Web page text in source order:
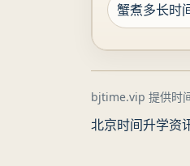
蟹煮多长时
bjtime.vip 提供时
北京时间升学资